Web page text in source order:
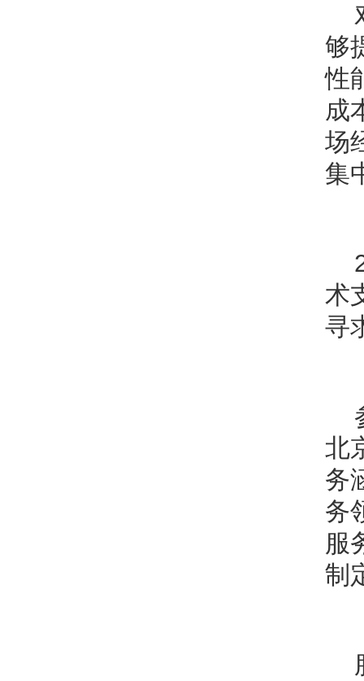
够
性
成
场
集
术
寻
北
务
务
服
制